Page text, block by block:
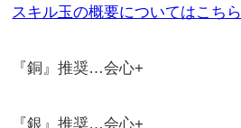
スキル玉の概要についてはこちら
『銅』推奨…会心+
『銀』推奨…会心+